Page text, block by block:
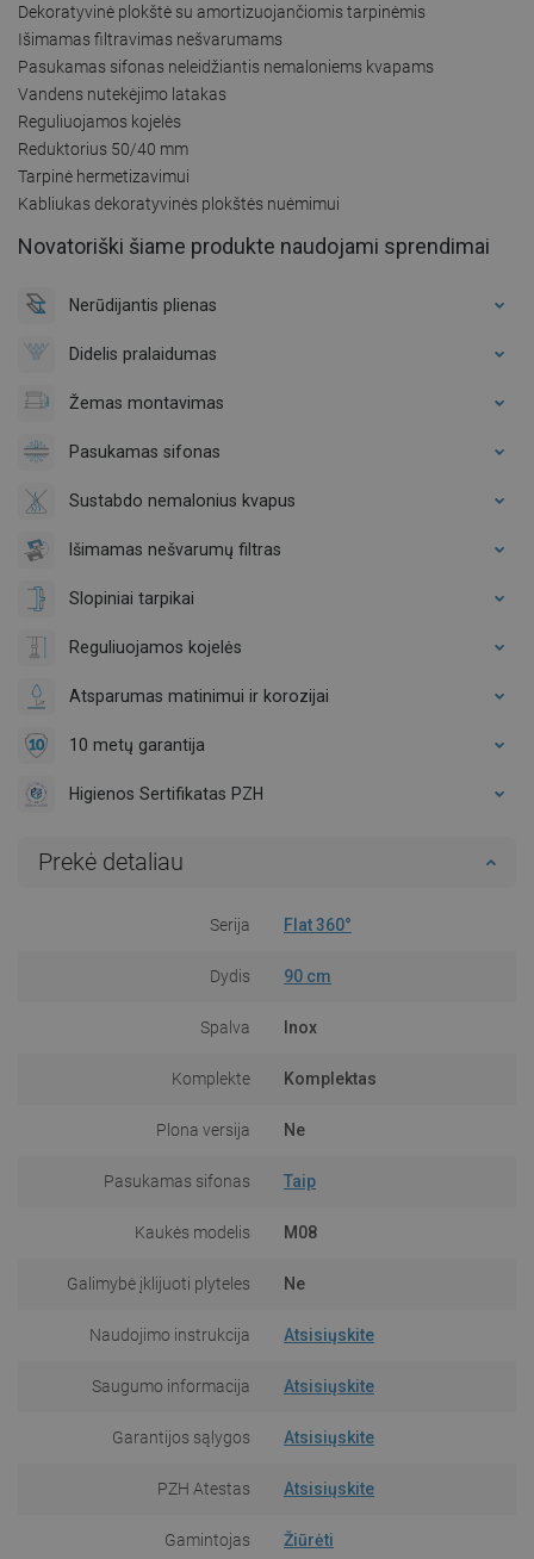
Dekoratyvinė plokštė su amortizuojančiomis tarpinėmis
Išimamas filtravimas nešvarumams
Pasukamas sifonas neleidžiantis nemaloniems kvapams
Vandens nutekėjimo latakas
Reguliuojamos kojelės
Reduktorius 50/40 mm
Tarpinė hermetizavimui
Kabliukas dekoratyvinės plokštės nuėmimui
Novatoriški šiame produkte naudojami sprendimai
Nerūdijantis plienas
Didelis pralaidumas
Žemas montavimas
Pasukamas sifonas
Sustabdo nemalonius kvapus
Išimamas nešvarumų filtras
Slopiniai tarpikai
Reguliuojamos kojelės
Atsparumas matinimui ir korozijai
10 metų garantija
Higienos Sertifikatas PZH
Prekė detaliau
Serija Flat 360°
Dydis 90 cm
Spalva Inox
Komplekte Komplektas
Plona versija Ne
Pasukamas sifonas Taip
Kaukės modelis M08
Galimybė įklijuoti plyteles Ne
Naudojimo instrukcija Atsisiųskite
Saugumo informacija Atsisiųskite
Garantijos sąlygos Atsisiųskite
PZH Atestas Atsisiųskite
Gamintojas Žiūrėti